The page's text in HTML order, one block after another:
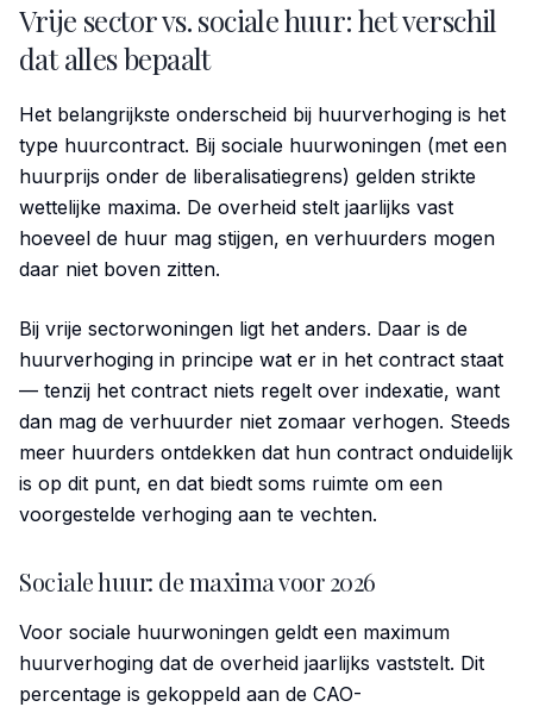
Vrije sector vs. sociale huur: het verschil
dat alles bepaalt
Het belangrijkste onderscheid bij huurverhoging is het
type huurcontract. Bij sociale huurwoningen (met een
huurprijs onder de liberalisatiegrens) gelden strikte
wettelijke maxima. De overheid stelt jaarlijks vast
hoeveel de huur mag stijgen, en verhuurders mogen
daar niet boven zitten.
Bij vrije sectorwoningen ligt het anders. Daar is de
huurverhoging in principe wat er in het contract staat
— tenzij het contract niets regelt over indexatie, want
dan mag de verhuurder niet zomaar verhogen. Steeds
meer huurders ontdekken dat hun contract onduidelijk
is op dit punt, en dat biedt soms ruimte om een
voorgestelde verhoging aan te vechten.
Sociale huur: de maxima voor 2026
Voor sociale huurwoningen geldt een maximum
huurverhoging dat de overheid jaarlijks vaststelt. Dit
percentage is gekoppeld aan de CAO-